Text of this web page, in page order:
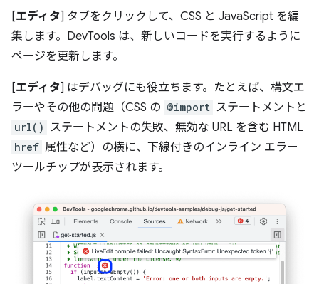
[エディタ] タブをクリックして、CSS と JavaScript を編
集します。DevTools は、新しいコードを実行するように
ページを更新します。
[エディタ] はデバッグにも役立ちます。たとえば、構文エ
ラーやその他の問題（CSS の @import ステートメントと
url() ステートメントの失敗、無効な URL を含む HTML
href 属性など）の横に、下線付きのインライン エラー
ツールチップが表示されます。